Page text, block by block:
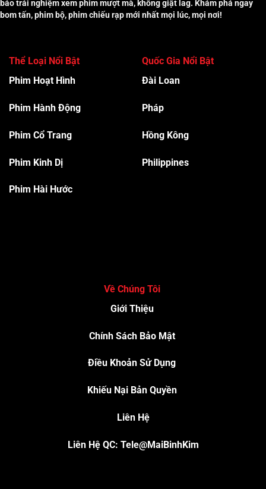
bảo trải nghiệm xem phim mượt mà, không giật lag. Khám phá ngay
bom tấn, phim bộ, phim chiếu rạp mới nhất mọi lúc, mọi nơi!
Thể Loại Nổi Bật
Phim Hoạt Hình
Phim Hành Động
Phim Cổ Trang
Phim Kinh Dị
Phim Hài Hước
Quốc Gia Nổi Bật
Đài Loan
Pháp
Hồng Kông
Philippines
Về Chúng Tôi
Giới Thiệu
Chính Sách Bảo Mật
Điều Khoản Sử Dụng
Khiếu Nại Bản Quyền
Liên Hệ
Liên Hệ QC: Tele@MaiBinhKim